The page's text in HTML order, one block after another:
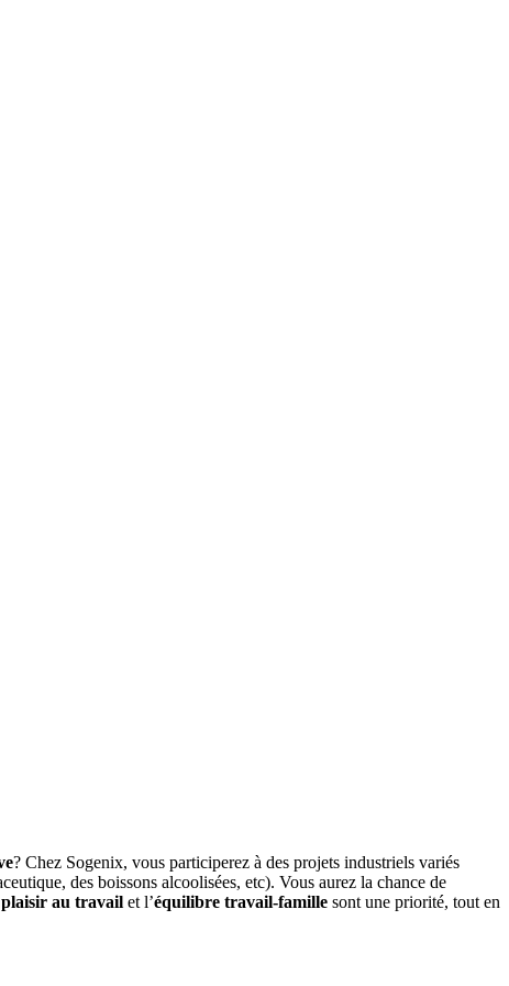
? Chez Sogenix, vous participerez à des projets industriels variés
des boissons alcoolisées, etc). Vous aurez la chance de
plaisir au travail et l’équilibre travail-famille sont une priorité, tout en